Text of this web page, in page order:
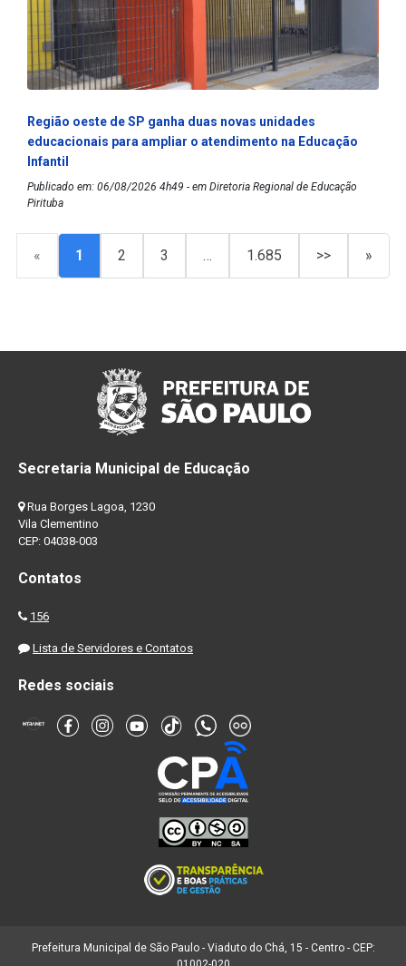
Região oeste de SP ganha duas novas unidades
educacionais para ampliar o atendimento na Educação
Infantil
Publicado em: 06/08/2026 4h49 - em Diretoria Regional de Educação
Pirituba
« 1 2 3 … 1.685 >> »
Secretaria Municipal de Educação
Rua Borges Lagoa, 1230
Vila Clementino
CEP: 04038-003
Contatos
156
Lista de Servidores e Contatos
Redes sociais
Prefeitura Municipal de São Paulo - Viaduto do Chá, 15 - Centro - CEP: